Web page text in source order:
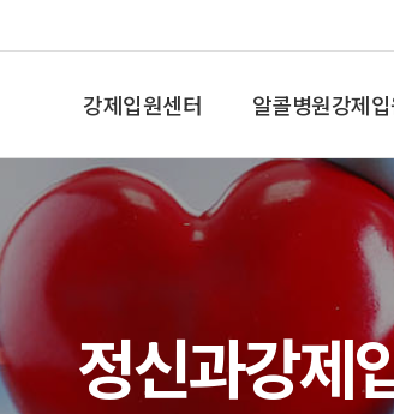
강제입원센터
인사말
알콜병원강제
알콜중독
정신과강제